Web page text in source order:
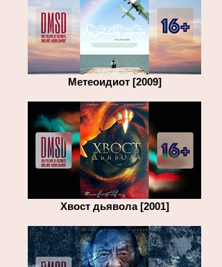
Метеоидиот [2009]
Хвост дьявола [2001]